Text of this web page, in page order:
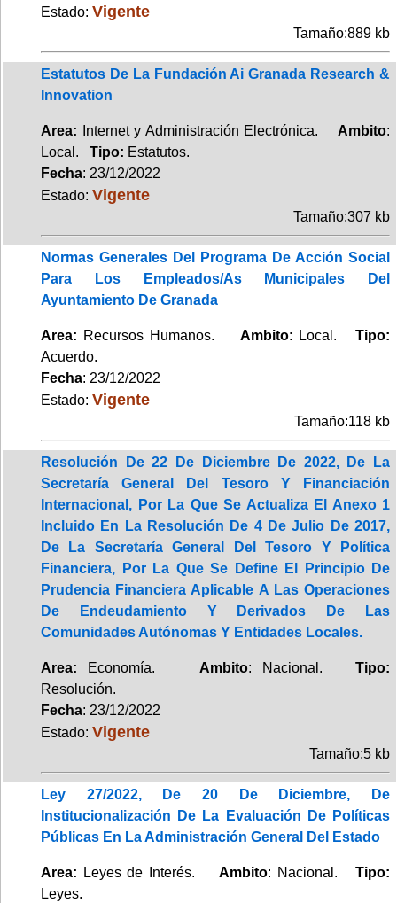
Estado: Vigente
Tamaño:889 kb
Estatutos De La Fundación Ai Granada Research &
Innovation
Area: Internet y Administración Electrónica. Ambito:
Local. Tipo: Estatutos.
Fecha: 23/12/2022
Estado: Vigente
Tamaño:307 kb
Normas Generales Del Programa De Acción Social
Para Los Empleados/As Municipales Del
Ayuntamiento De Granada
Area: Recursos Humanos. Ambito: Local.Tipo:
Acuerdo.
Fecha: 23/12/2022
Estado: Vigente
Tamaño:118 kb
Resolución De 22 De Diciembre De 2022, De La
Secretaría General Del Tesoro Y Financiación
Internacional, Por La Que Se Actualiza El Anexo 1
Incluido En La Resolución De 4 De Julio De 2017,
De La Secretaría General Del Tesoro Y Política
Financiera, Por La Que Se Define El Principio De
Prudencia Financiera Aplicable A Las Operaciones
De Endeudamiento Y Derivados De Las
Comunidades Autónomas Y Entidades Locales.
Area: Economía. Ambito: Nacional.Tipo:
Resolución.
Fecha: 23/12/2022
Estado: Vigente
Tamaño:5 kb
Ley 27/2022, De 20 De Diciembre, De
Institucionalización De La Evaluación De Políticas
Públicas En La Administración General Del Estado
Area: Leyes de Interés.Ambito: Nacional.Tipo:
Leyes.